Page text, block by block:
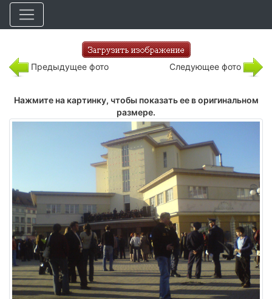
Предыдущее фото Следующее фото
Нажмите на картинку, чтобы показать ее в оригинальном
размере.